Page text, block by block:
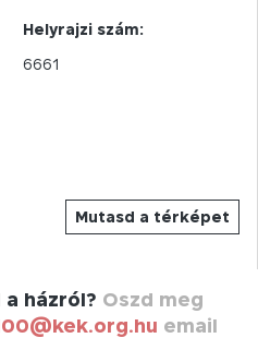
Mutasd a térképet
Helyrajzi szám:
6661
házról? Oszd meg
email